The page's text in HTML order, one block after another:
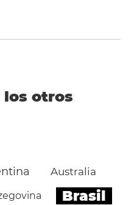
los otros
Australia
Brasil